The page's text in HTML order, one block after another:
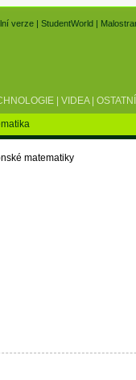
verze |StudentWorld |
| VIDEA| OSTATNÍ